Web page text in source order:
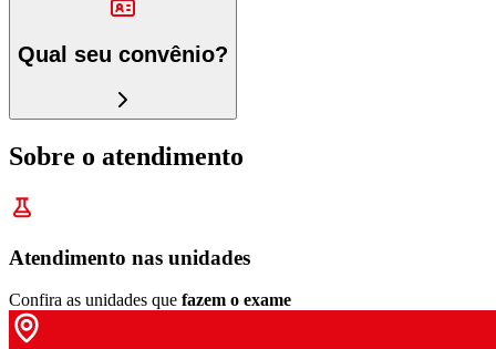
Qual seu convênio?
Sobre o atendimento
Atendimento nas unidades
Confira as unidades que fazem o exame